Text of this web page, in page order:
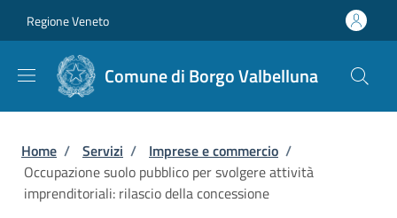
Regione Veneto
Comune di Borgo Valbelluna
Briciole di pane
Home / Servizi / Imprese e commercio /
Occupazione suolo pubblico per svolgere attività
imprenditoriali: rilascio della concessione